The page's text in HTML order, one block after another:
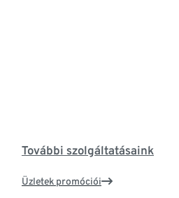
További szolgáltatásaink
Üzletek promóciói